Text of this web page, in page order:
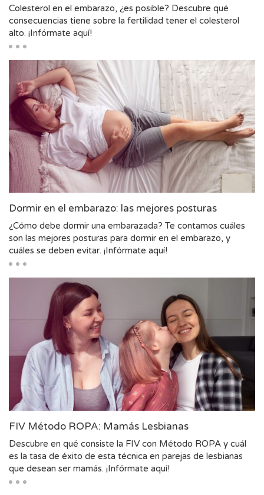
Colesterol en el embarazo, ¿es posible? Descubre qué
consecuencias tiene sobre la fertilidad tener el colesterol
alto. ¡Infórmate aquí!
Dormir en el embarazo: las mejores posturas
¿Cómo debe dormir una embarazada? Te contamos cuáles
son las mejores posturas para dormir en el embarazo, y
cuáles se deben evitar. ¡Infórmate aquí!
FIV Método ROPA: Mamás Lesbianas
Descubre en qué consiste la FIV con Método ROPA y cuál
es la tasa de éxito de esta técnica en parejas de lesbianas
que desean ser mamás. ¡Infórmate aquí!